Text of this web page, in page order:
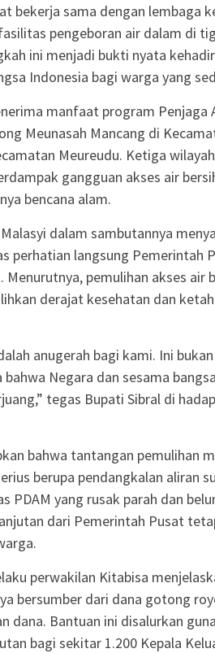
bekerja sama dengan lembaga
pengeboran air dalam di
ini menjadi bukti nyata
Indonesia bagi warga yang
manfaat program Penjaga
Meunasah Mancang di
Meureudu. Ketiga
gangguan akses air
bencana alam.
dalam sambutannya
perhatian langsung Pemerintah
pemulihan akses air
derajat kesehatan dan
anugerah bagi kami. Ini
Negara dan sesama
tegas Bupati Sibral di
bahwa tantangan pemulihan
berupa pendangkalan aliran
PDAM yang rusak parah dan
dari Pemerintah Pusat
perwakilan Kitabisa
bersumber dari dana gotong
dana. Bantuan ini disalurkan
bagi sekitar 1.200 Kepala